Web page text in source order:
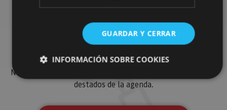
Busca más planes
Encuentra planes y sugerencias para completar tu viaje en
Navarra: actividades organizadas, visitas y los eventos más
destados de la agenda.
GUARDAR Y CERRAR
INFORMACIÓN SOBRE COOKIES